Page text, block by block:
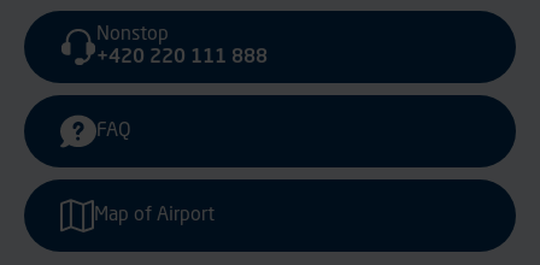
Nonstop
+420 220 111 888
FAQ
Map of Airport